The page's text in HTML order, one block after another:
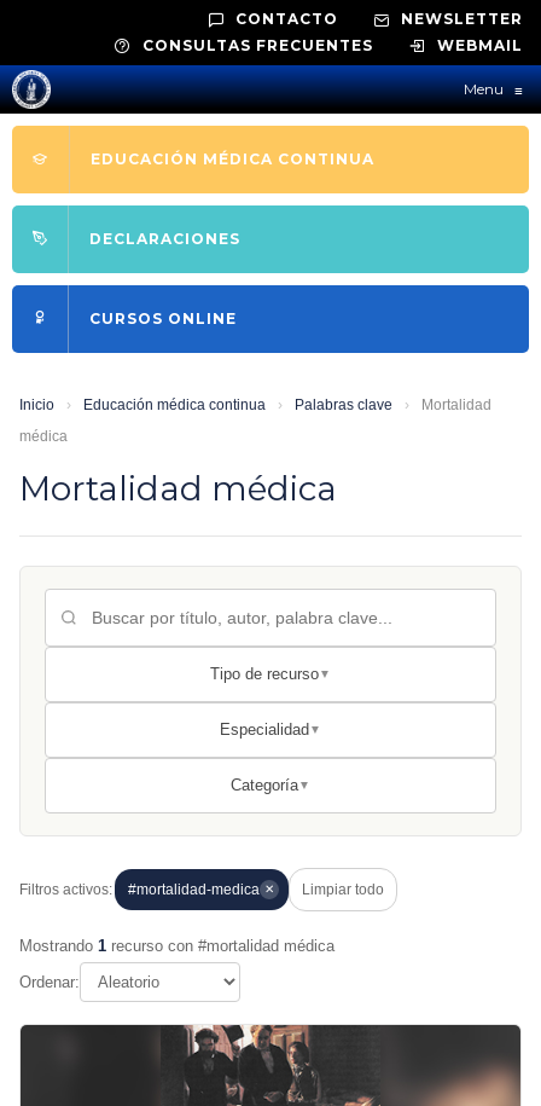
CONTACTO
NEWSLETTER
CONSULTAS FRECUENTES
WEBMAIL
Menu≡
EDUCACIÓN MÉDICA CONTINUA
DECLARACIONES
CURSOS ONLINE
Inicio › Educación médica continua › Palabras clave ›
Mortalidad
médica
Mortalidad médica
Tipo de recurso▼
Especialidad ▼
Categoría▼
Filtros activos: #mortalidad-medica ✕ Limpiar todo
Mostrando 1 recurso con #mortalidad médica
Ordenar: